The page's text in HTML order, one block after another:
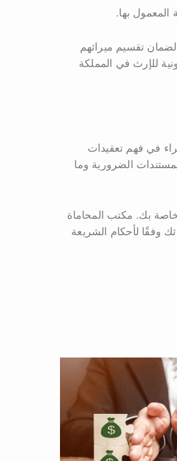
المعمول بها.
تقسيم ميراثهم
للإرث في المملكة
في فهم تعقيدات
الضرورية وما
بك. مكتب المحاماة
وفقًا لأحكام الشريعة